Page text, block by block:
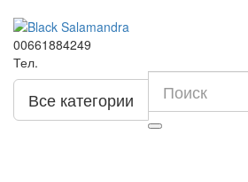
00661884249
Тел.
Все категории